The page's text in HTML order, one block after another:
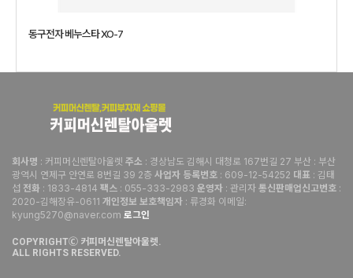
동구전자 베누스타 XO-7
회사명 : 커피머신렌탈아울렛 주소 : 경상남도 김해시 대청로 167번길 27 부산 : 부산
광역시 연제구 안연로 8번길 39 2층 사업자 등록번호 : 609-12-54252 대표 : 김태
섭 전화 : 1833-4814 팩스 : 055-333-2983 운영자 : 관리자 통신판매업신고번호 :
2020-김해장유-0611 개인정보 보호책임자 : 류경화 이메일:
kyung5270@naver.com 로그인
COPYRIGHTⒸ 커피머신렌탈아울렛.
ALL RIGHTS RESERVED.